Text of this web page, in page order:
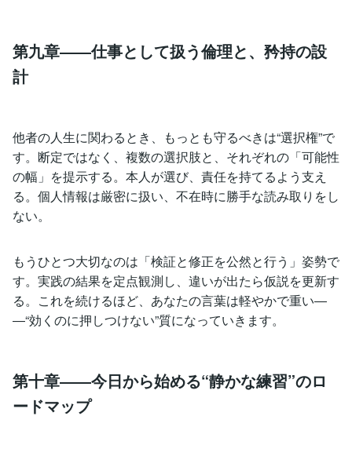
第九章――仕事として扱う倫理と、矜持の設
計
他者の人生に関わるとき、もっとも守るべきは“選択権”で
す。断定ではなく、複数の選択肢と、それぞれの「可能性
の幅」を提示する。本人が選び、責任を持てるよう支え
る。個人情報は厳密に扱い、不在時に勝手な読み取りをし
ない。
もうひとつ大切なのは「検証と修正を公然と行う」姿勢で
す。実践の結果を定点観測し、違いが出たら仮説を更新す
る。これを続けるほど、あなたの言葉は軽やかで重い―
―“効くのに押しつけない”質になっていきます。
第十章――今日から始める“静かな練習”のロ
ードマップ